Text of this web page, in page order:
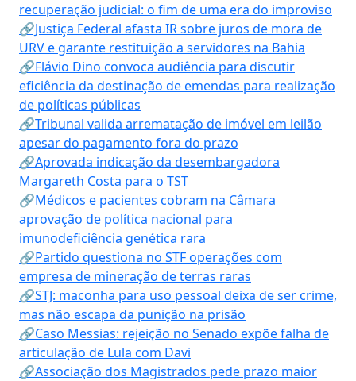
recuperação judicial: o fim de uma era do improviso
🔗Justiça Federal afasta IR sobre juros de mora de
URV e garante restituição a servidores na Bahia
🔗Flávio Dino convoca audiência para discutir
eficiência da destinação de emendas para realização
de políticas públicas
🔗Tribunal valida arrematação de imóvel em leilão
apesar do pagamento fora do prazo
🔗Aprovada indicação da desembargadora
Margareth Costa para o TST
🔗Médicos e pacientes cobram na Câmara
aprovação de política nacional para
imunodeficiência genética rara
🔗Partido questiona no STF operações com
empresa de mineração de terras raras
🔗STJ: maconha para uso pessoal deixa de ser crime,
mas não escapa da punição na prisão
🔗Caso Messias: rejeição no Senado expõe falha de
articulação de Lula com Davi
🔗Associação dos Magistrados pede prazo maior